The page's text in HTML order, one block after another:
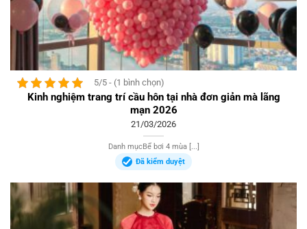
5/5 - (1 bình chọn)
Kinh nghiệm trang trí cầu hôn tại nhà đơn giản mà lãng
mạn 2026
21/03/2026
Danh mụcBể bơi 4 mùa [...]
Đã kiểm duyệt